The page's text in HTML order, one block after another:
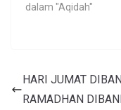
dalam "Aqidah"
HARI JUMAT
RAMADHAN